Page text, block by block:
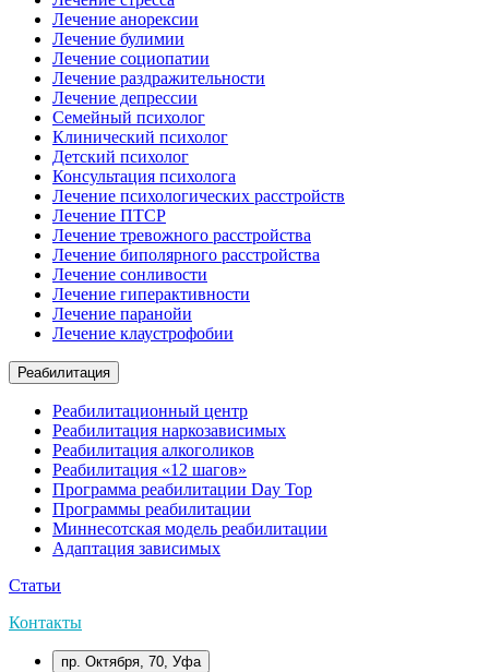
Лечение анорексии
Лечение булимии
Лечение социопатии
Лечение раздражительности
Лечение депрессии
Семейный психолог
Клинический психолог
Детский психолог
Консультация психолога
Лечение психологических расстройств
Лечение ПТСР
Лечение тревожного расстройства
Лечение биполярного расстройства
Лечение сонливости
Лечение гиперактивности
Лечение паранойи
Лечение клаустрофобии
Реабилитация
Реабилитационный центр
Реабилитация наркозависимых
Реабилитация алкоголиков
Реабилитация «12 шагов»
Программа реабилитации Day Top
Программы реабилитации
Миннесотская модель реабилитации
Адаптация зависимых
Статьи
Контакты
пр. Октября, 70, Уфа